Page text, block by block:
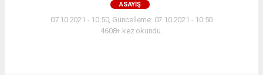
ASAYIŞ
07.10.2021 - 10:50, Güncelleme: 07.10.2021 - 10:50
4608+ kez okundu.